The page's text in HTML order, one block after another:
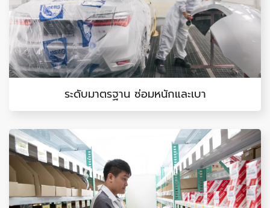
ระดับมาตรฐาน ซ่อมหนักและเบา